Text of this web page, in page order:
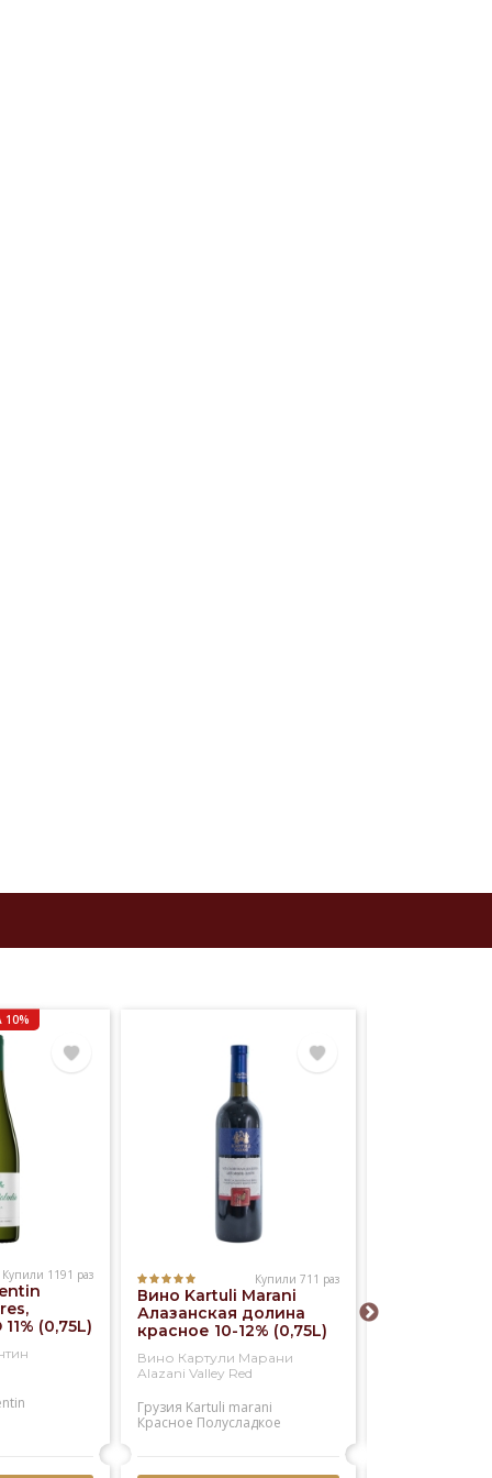
10%
Купили 1191 раз
(0,75L)
Купили 711 раз
Вино Kartuli Marani
Алазанская долина
красное 10-12% (0,75L)
Вино Картули Марани
Alazani Valley Red
Грузия Kartuli marani
Красное Полусладкое